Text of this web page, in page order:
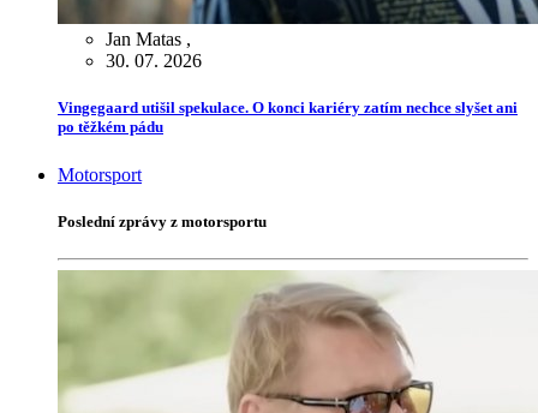
Jan Matas ,
30. 07. 2026
Vingegaard utišil spekulace. O konci kariéry zatím nechce slyšet ani
po těžkém pádu
Motorsport
Poslední zprávy z motorsportu